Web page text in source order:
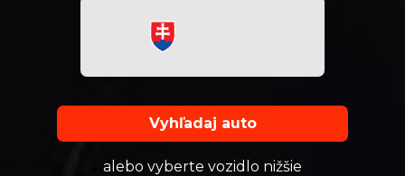
Vyhľadaj auto
alebo vyberte vozidlo nižšie